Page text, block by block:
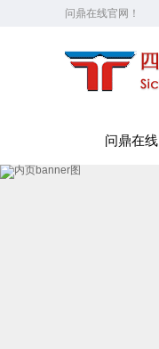
问鼎在线官网！
问鼎在线